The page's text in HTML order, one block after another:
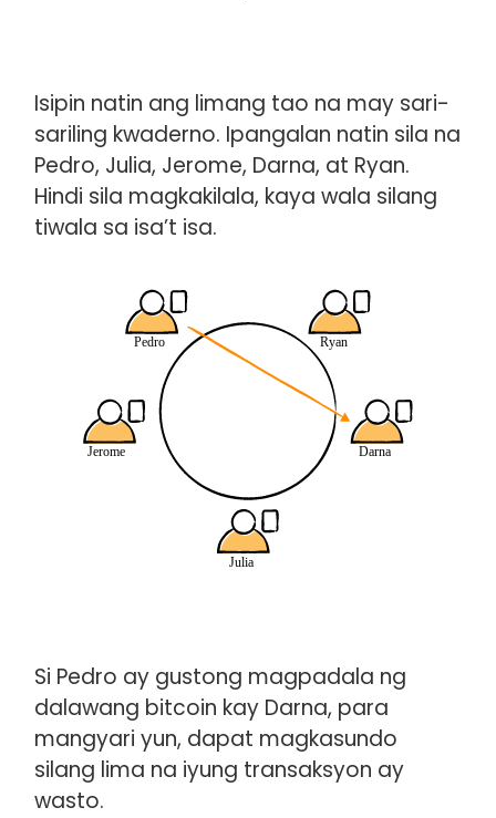
Isipin natin ang limang tao na may sari-
sariling kwaderno. Ipangalan natin sila na
Pedro, Julia, Jerome, Darna, at Ryan.
Hindi sila magkakilala, kaya wala silang
tiwala sa isa’t isa.
Si Pedro ay gustong magpadala ng
dalawang bitcoin kay Darna, para
mangyari yun, dapat magkasundo
silang lima na iyung transaksyon ay
wasto.